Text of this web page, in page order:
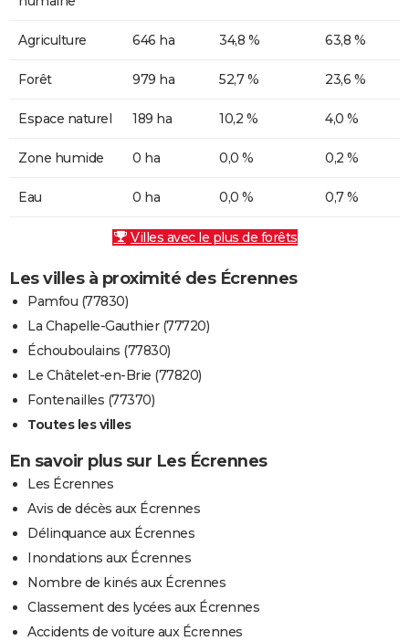
Agriculture 646 ha 34,8 % 63,8 %
Forêt 979 ha 52,7 % 23,6 %
Espace naturel 189 ha 10,2 % 4,0 %
Zone humide 0 ha 0,0 % 0,2 %
Eau 0 ha 0,0 % 0,7 %
Villes avec le plus de forêts
Les villes à proximité des Écrennes
Pamfou (77830)
La Chapelle-Gauthier (77720)
Échouboulains (77830)
Le Châtelet-en-Brie (77820)
Fontenailles (77370)
Toutes les villes
En savoir plus sur Les Écrennes
Les Écrennes
Avis de décès aux Écrennes
Délinquance aux Écrennes
Inondations aux Écrennes
Nombre de kinés aux Écrennes
Classement des lycées aux Écrennes
Accidents de voiture aux Écrennes